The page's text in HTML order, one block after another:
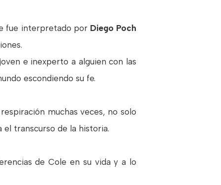
fue interpretado por Diego Poch
e inexperto a alguien con las
escondiendo su fe.
muchas veces, no solo
transcurso de la historia.
de Cole en su vida y a lo